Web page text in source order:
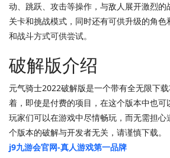
动、跳跃、攻击等操作，与敌人展开激烈
关卡和挑战模式，同时还有可供升级的角
和战斗方式可供尝试。
破解版介绍
元气骑士2022破解版是一个带有全无限下
着，即使是付费的项目，在这个版本中也可
玩家们可以在游戏中尽情畅玩，而无需担
个版本的破解与开发者无关，请谨慎下载。
j9九游会官网-真人游戏第一品牌